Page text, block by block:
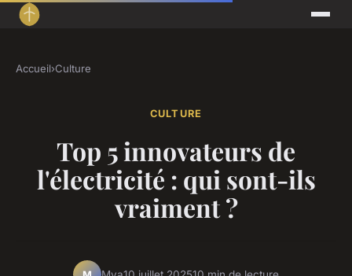
Accueil›Culture
CULTURE
Top 5 innovateurs de
l'électricité : qui sont-ils
vraiment ?